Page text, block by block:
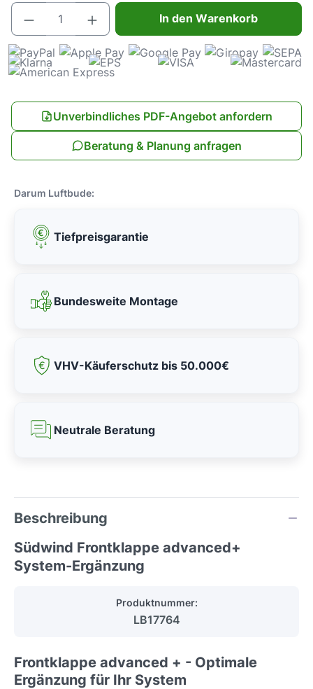
Produkt Anzahl: Gib den gewünschten
In den Warenkorb
Unverbindliches PDF-Angebot anfordern
Beratung & Planung anfragen
Darum Luftbude:
Tiefpreisgarantie
Bundesweite Montage
VHV-Käuferschutz bis 50.000€
Neutrale Beratung
Beschreibung
Südwind Frontklappe advanced+
System-Ergänzung
Produktnummer:
LB17764
Frontklappe advanced + - Optimale
Ergänzung für Ihr System